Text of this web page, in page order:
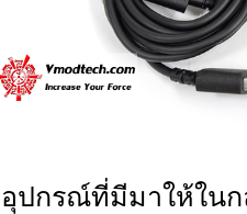
อุปกรณ์ที่มีมาให้ในก